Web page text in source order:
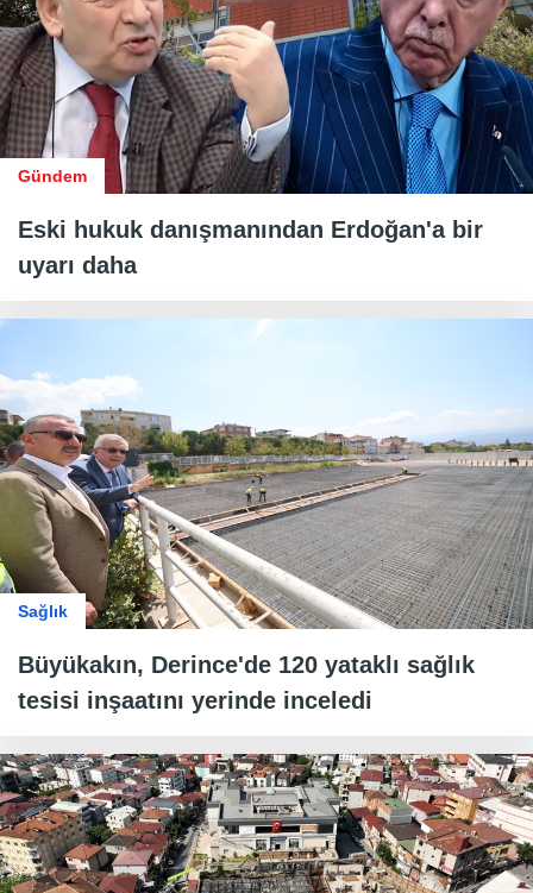
Gündem
Eski hukuk danışmanından Erdoğan'a bir
uyarı daha
Sağlık
Büyükakın, Derince'de 120 yataklı sağlık
tesisi inşaatını yerinde inceledi